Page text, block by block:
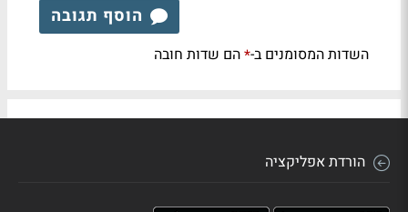
הוסף תגובה
השדות המסומנים ב-*הם שדות חובה
הורדת אפליקציה